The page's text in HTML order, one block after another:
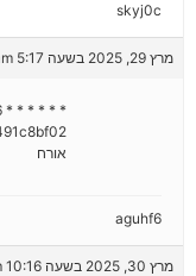
skyj0c
מרץ 29, 2025 בשעה 5:17 am
* * *
אורח
aguhf6
מרץ 30, 2025 בשעה 10:16 pm